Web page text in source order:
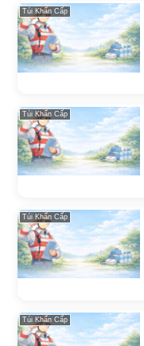
Túi Khẩn Cấp
Túi Khẩn Cấp
Túi Khẩn Cấp
Túi Khẩn Cấp